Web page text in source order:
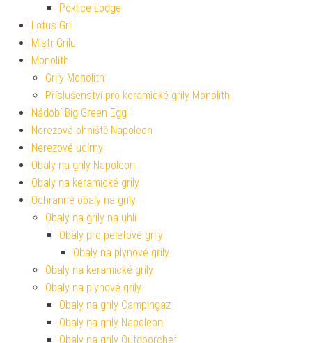
Poklice Lodge
Lotus Gril
Mistr Grilu
Monolith
Grily Monolith
Příslušenství pro keramické grily Monolith
Nádobí Big Green Egg
Nerezová ohniště Napoleon
Nerezové udírny
Obaly na grily Napoleon
Obaly na keramické grily
Ochranné obaly na grily
Obaly na grily na uhlí
Obaly pro peletové grily
Obaly na plynové grily
Obaly na keramické grily
Obaly na plynové grily
Obaly na grily Campingaz
Obaly na grily Napoleon
Obaly na grily Outdoorchef